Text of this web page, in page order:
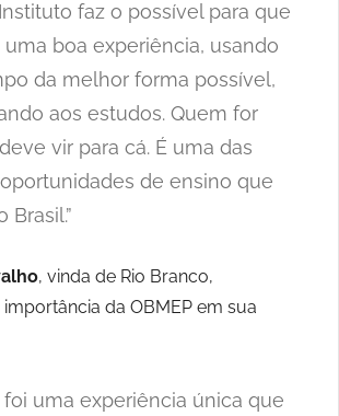
faz o possível para que
boa experiência, usando
da melhor forma possível,
aos estudos. Quem for
vir para cá. É uma das
de ensino que
Brasil.”
, vinda de Rio Branco,
da OBMEP em sua
foi uma experiência única que